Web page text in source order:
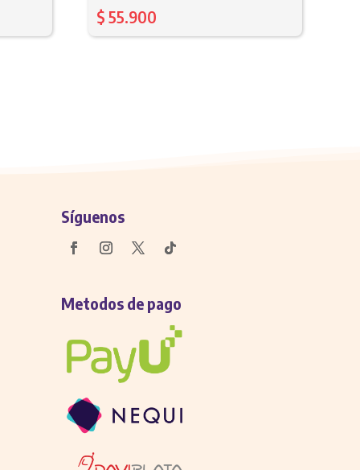
$ 55.900
Síguenos
Metodos de pago